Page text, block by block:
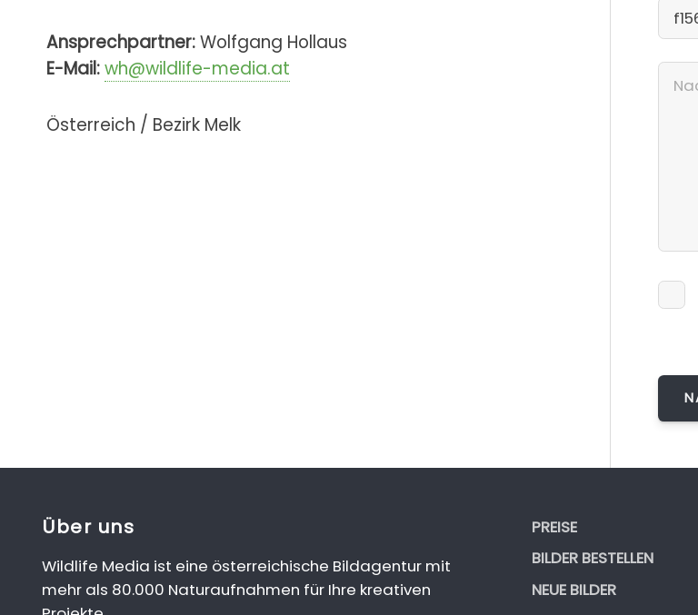
Ansprechpartner:Wolfgang Hollaus
E-Mail:wh@wildlife-media.at
Österreich / Bezirk Melk
Über uns
Wildlife Media ist eine österreichische Bildagentur mit
mehr als 80.000 Naturaufnahmen für Ihre kreativen
PREISE
BILDER BESTELLEN
NEUE BILDER